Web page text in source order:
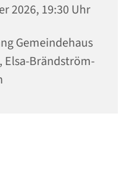
2026, 19:30 Uhr
Gemeindehaus
Brändström-